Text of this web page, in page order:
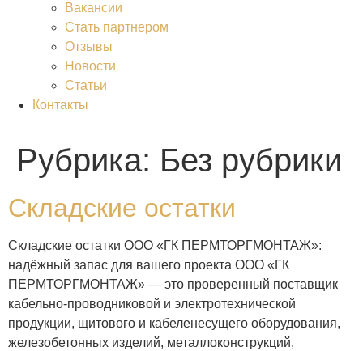
Вакансии
Стать партнером
Отзывы
Новости
Статьи
Контакты
Рубрика: Без рубрики
Складские остатки
Складские остатки ООО «ГК ПЕРМТОРГМОНТАЖ»:
надёжный запас для вашего проекта ООО «ГК
ПЕРМТОРГМОНТАЖ» — это проверенный поставщик
кабельно-проводниковой и электротехнической
продукции, щитового и кабеленесущего оборудования,
железобетонных изделий, металлоконструкций,